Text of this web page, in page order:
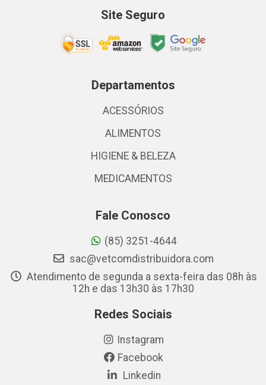
Site Seguro
Departamentos
ACESSÓRIOS
ALIMENTOS
HIGIENE & BELEZA
MEDICAMENTOS
Fale Conosco
(85) 3251-4644
sac@vetcomdistribuidora.com
Atendimento de segunda a sexta-feira das 08h às
12h e das 13h30 às 17h30
Redes Sociais
Instagram
Facebook
Linkedin